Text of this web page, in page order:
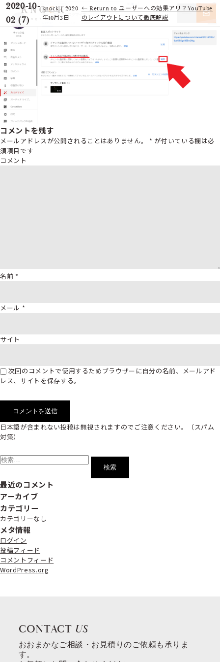
2020-10-
02 (7)
knock | 2020
年10月3日
← Return to ユーザーへの効果アリ？YouTube
のレイアウトについて徹底解説
コメントを残す
メールアドレスが公開されることはありません。 * が付いている欄は必
須項目です
コメント
名前 *
メール *
サイト
次回のコメントで使用するためブラウザーに自分の名前、メールアド
レス、サイトを保存する。
日本語が含まれない投稿は無視されますのでご注意ください。（スパム
対策）
索:
最近のコメント
アーカイブ
カテゴリー
カテゴリーなし
メタ情報
ログイン
投稿フィード
コメントフィード
WordPress.org
CONTACT US
おおまかなご相談・お見積りのご依頼も承りま
す。